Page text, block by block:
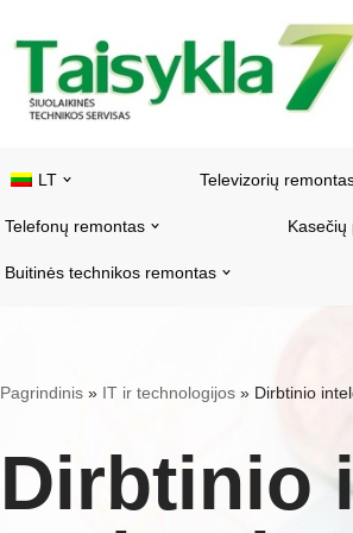
LT Televizorių
Telefonų remontas Kasečių
Buitinės technikos remontas
Pagrindinis » IT ir technologijos » Dirbtinio
Dirbtinio